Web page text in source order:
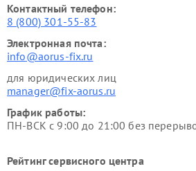
Контактный телефон:
8 (800) 301-55-83
Электронная почта:
info@aorus-fix.ru
для юридических лиц
manager@fix-aorus.ru
График работы:
ПН-ВСК с 9:00 до 21:00 без
Рейтинг сервисного центра